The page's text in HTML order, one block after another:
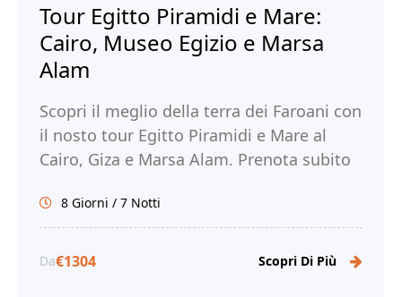
Tour Egitto Piramidi e Mare:
Cairo, Museo Egizio e Marsa
Alam
Scopri il meglio della terra dei Faroani con
il nosto tour Egitto Piramidi e Mare al
Cairo, Giza e Marsa Alam. Prenota subito
8 Giorni / 7 Notti
Da€1304 Scopri Di Più